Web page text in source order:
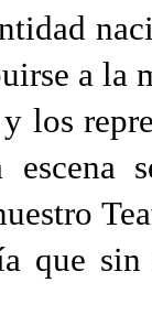
a la
los
escena
que